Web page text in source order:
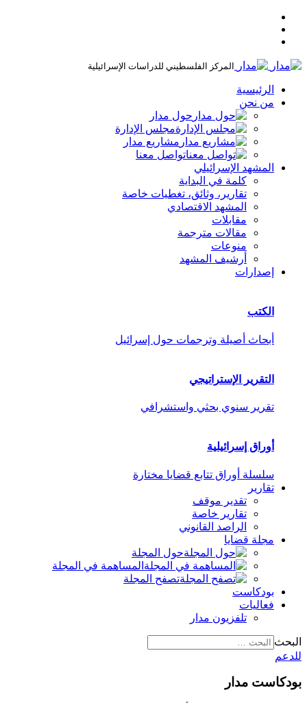
المركز الفلسطيني للدراسات الإسرائيلية
الرئيسية
من نحن
حول مدار
مجلس الإدارة
مشاريع مدار
تواصل معنا
المشهد الإسرائيلي
كلمة في البداية
تقارير، وثائق، تغطيات خاصة
المشهد الاقتصادي
مقابلات
مقالات مترجمة
منوعات
أرشيف المشهد
إصدارات
الكتب
أبحاث أصيلة وترجمات حول إسرائيل
التقرير الإستراتيجي
تقرير سنوي بحثي واستشرافي
أوراق إسرائيلية
سلسلة أوراق تتابع قضايا مختارة
تقارير
تقدير موقف
تقارير خاصة
الراصد القانوني
مجلة قضايا
حول المجلة
المساهمة في المجلة
تصفح المجلة
بودكاست
فعاليات
تلفزيون مدار
البحث
للدعم
بودكاست مدار